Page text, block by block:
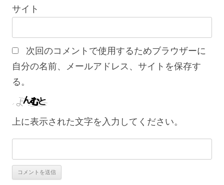
サイト
次回のコメントで使用するためブラウザーに
自分の名前、メールアドレス、サイトを保存す
る。
上に表示された文字を入力してください。